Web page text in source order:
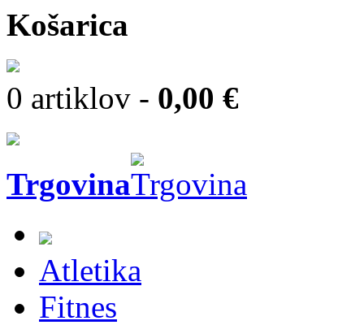
Košarica
0 artiklov - 0,00 €
Trgovina
Atletika
Fitnes